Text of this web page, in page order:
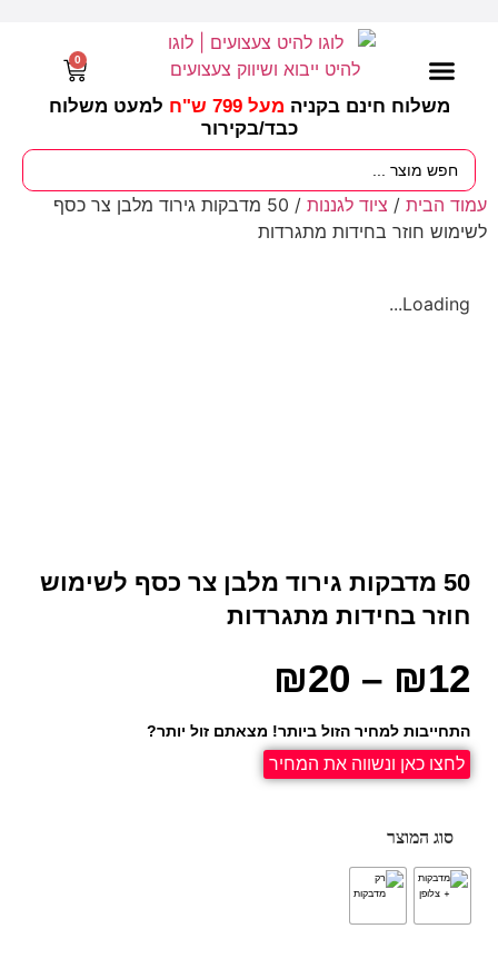
משלוח חינם בקניה מעל 799 ש"ח
למעט משלוח
כבד/בקירור
0
עמוד הבית / ציוד לגננות
/ 50 מדבקות גירוד מלבן צר כסף
לשימוש חוזר בחידות מתגרדות
Loading...
50 מדבקות גירוד מלבן צר כסף לשימוש
חוזר בחידות מתגרדות
₪12
–
₪20
התחייבות למחיר הזול ביותר! מצאתם זול יותר?
לחצו כאן ונשווה את המחיר
סוג המוצר